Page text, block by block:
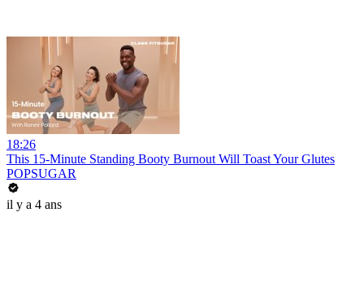
18:26
This 15-Minute Standing Booty Burnout Will Toast Your Glutes
POPSUGAR
il y a 4 ans